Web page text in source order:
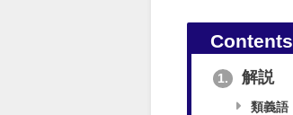
Contents
1. 解説
類義語